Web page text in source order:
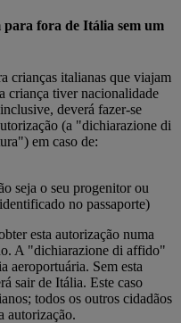
fora de Itália sem um
crianças italianas que viajam
criança tiver nacionalidade
deverá fazer-se
(a "dichiarazione di
em caso de:
seja o seu progenitor ou
no passaporte)
esta autorização numa
A "dichiarazione di affido"
aeroportuária. Sem esta
sair de Itália. Este caso
todos os outros cidadãos
autorização.